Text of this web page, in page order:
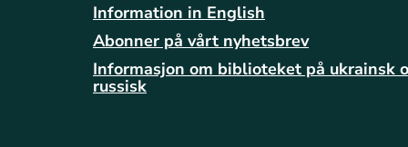
Information in English
Abonner på vårt nyhetsbrev
Informasjon om biblioteket på ukrainsk
russisk